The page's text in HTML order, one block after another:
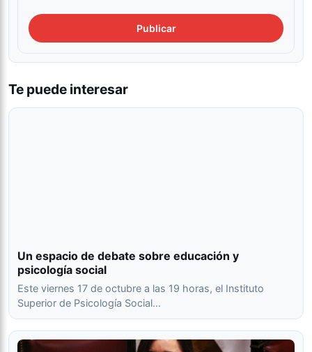
Te puede interesar
Un espacio de debate sobre educación y
psicología social
Este viernes 17 de octubre a las 19 horas, el Instituto
Superior de Psicología Social…